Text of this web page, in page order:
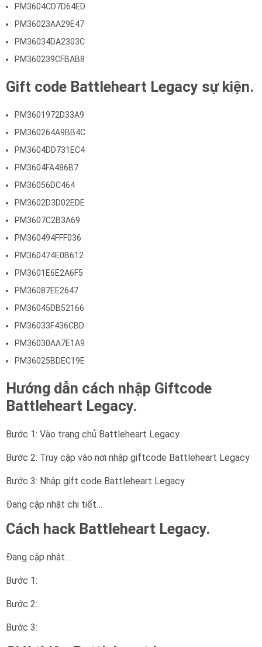
PM3604CD7D64ED
PM36023AA29E47
PM36034DA2303C
PM360239CFBAB8
Gift code Battleheart Legacy sự kiện.
PM3601972D33A9
PM360264A9BB4C
PM3604DD731EC4
PM3604FA486B7
PM36056DC464
PM3602D3D02EDE
PM3607C2B3A69
PM360494FFF036
PM360474E0B612
PM3601E6E2A6F5
PM36087EE2647
PM36045DB52166
PM36033F436CBD
PM36030AA7E1A9
PM36025BDEC19E
Hướng dẫn cách nhập Giftcode
Battleheart Legacy.
Bước 1: Vào trang chủ Battleheart Legacy
Bước 2: Truy cập vào nơi nhập giftcode Battleheart Legacy
Bước 3: Nhập gift code Battleheart Legacy
Đang cập nhật chi tiết…
Cách hack Battleheart Legacy.
Đang cập nhật…
Bước 1:
Bước 2:
Bước 3: